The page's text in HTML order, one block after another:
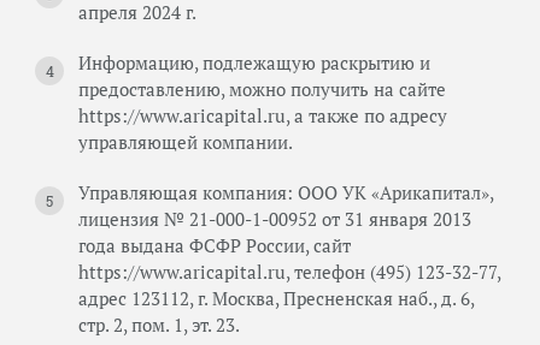
апреля 2024 г.
Информацию, подлежащую раскрытию и
предоставлению, можно получить на сайте
https://www.aricapital.ru, а также по адресу
управляющей компании.
Управляющая компания: ООО УК «Арикапитал»,
лицензия № 21-000-1-00952 от 31 января 2013
года выдана ФСФР России, сайт
https://www.aricapital.ru, телефон (495) 123-32-77,
адрес 123112, г. Москва, Пресненская наб., д. 6,
стр. 2, пом. 1, эт. 23.